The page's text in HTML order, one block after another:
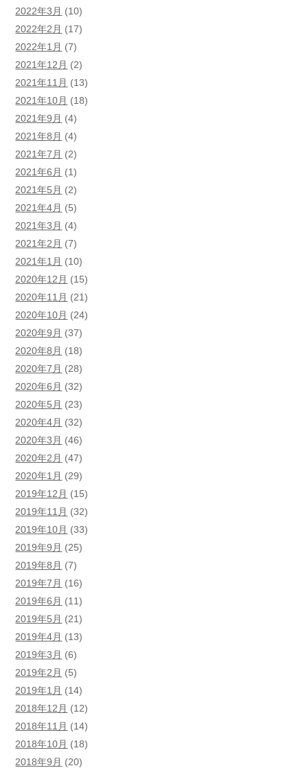
2022年3月 (10)
2022年2月 (17)
2022年1月 (7)
2021年12月 (2)
2021年11月 (13)
2021年10月 (18)
2021年9月 (4)
2021年8月 (4)
2021年7月 (2)
2021年6月 (1)
2021年5月 (2)
2021年4月 (5)
2021年3月 (4)
2021年2月 (7)
2021年1月 (10)
2020年12月 (15)
2020年11月 (21)
2020年10月 (24)
2020年9月 (37)
2020年8月 (18)
2020年7月 (28)
2020年6月 (32)
2020年5月 (23)
2020年4月 (32)
2020年3月 (46)
2020年2月 (47)
2020年1月 (29)
2019年12月 (15)
2019年11月 (32)
2019年10月 (33)
2019年9月 (25)
2019年8月 (7)
2019年7月 (16)
2019年6月 (11)
2019年5月 (21)
2019年4月 (13)
2019年3月 (6)
2019年2月 (5)
2019年1月 (14)
2018年12月 (12)
2018年11月 (14)
2018年10月 (18)
2018年9月 (20)